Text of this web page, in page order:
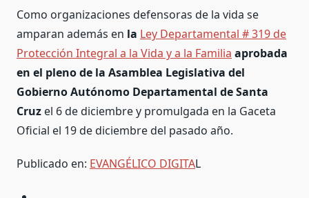
Como organizaciones defensoras de la vida se
amparan además en la Ley Departamental # 319 de
Protección Integral a la Vida y a la Familia aprobada
en el pleno de la Asamblea Legislativa del
Gobierno Autónomo Departamental de Santa
Cruz el 6 de diciembre y promulgada en la Gaceta
Oficial el 19 de diciembre del pasado año.
Publicado en: EVANGÉLICO DIGITAL